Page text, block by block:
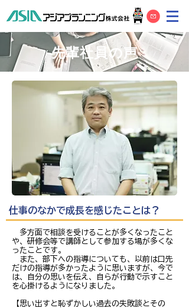
先輩社員の声
仕事のなかで成長を感じたことは？
多方面で相談を受けることが多くなったこと
や、研修会等で講師として参加する場が多くな
ったことです。
また、部下への指導についても、以前は口先
だけの指導が多かったように思いますが、今で
は、自分の思いを伝え、自らが行動で示すこと
を心掛けるようになりました。
【思い出すと恥ずかしい過去の失敗談とその